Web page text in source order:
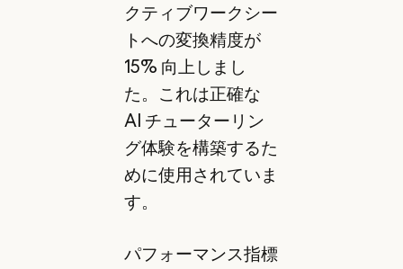
クティブワークシー
トへの変換精度が
15% 向上しまし
た。これは正確な
AI チューターリン
グ体験を構築するた
めに使用されていま
す。
パフォーマンス指標